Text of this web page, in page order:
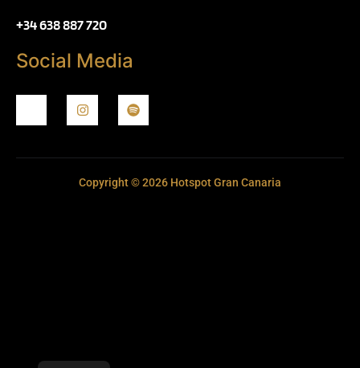
+34 638 887 720
Social Media
Copyright © 2026 Hotspot Gran Canaria